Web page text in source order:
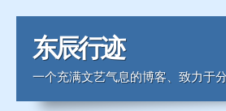
东辰行迹
一个充满文艺气息的博客、致力于